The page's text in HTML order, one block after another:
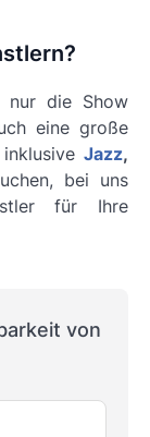
nur die Show
eine große
Jazz,
bei uns
für Ihre
von